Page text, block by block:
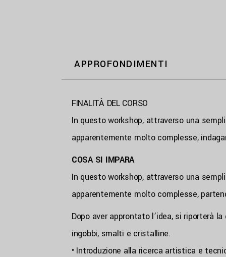
APPROFONDIMENTI
FINALITÀ DEL CORSO
In questo workshop, attraverso una
apparentemente molto complesse,
COSA SI IMPARA
In questo workshop, attraverso una
apparentemente molto complesse,
Dopo aver approntato l’idea, si riporterà
ingobbi, smalti e cristalline.
• Introduzione alla ricerca artistica e